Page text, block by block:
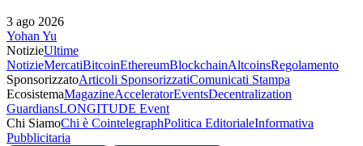
3 ago 2026
Yohan Yu
NotizieUltime
NotizieMercatiBitcoinEthereumBlockchainAltcoinsRegolamento
SponsorizzatoArticoli SponsorizzatiComunicati Stampa
EcosistemaMagazineAcceleratorEventsDecentralization
GuardiansLONGITUDE Event
Chi SiamoChi è CointelegraphPolitica EditorialeInformativa
Pubblicitaria